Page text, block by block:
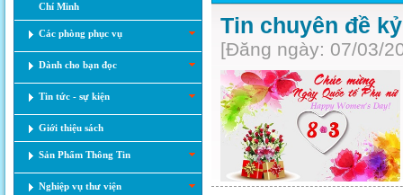
Chí Minh
Các phòng phục vụ
Dành cho bạn đọc
Tin tức - sự kiện
Giới thiệu sách
Sản Phẩm Thông Tin
Nghiệp vụ thư viện
Tin chuyên đề
[Đăng ngày: 07/03/